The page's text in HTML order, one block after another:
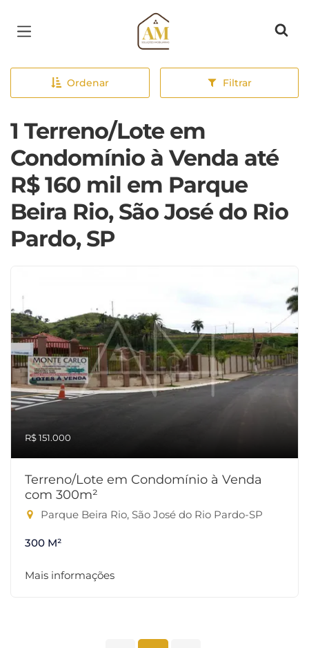
Página inicial
Ordenar Filtrar
1 Terreno/Lote em
Condomínio à Venda até
R$ 160 mil em Parque
Beira Rio, São José do Rio
Pardo, SP
R$ 151.000
Terreno/Lote em Condomínio à Venda
com 300m²
Parque Beira Rio, São José do Rio Pardo-SP
300 M²
Mais informações